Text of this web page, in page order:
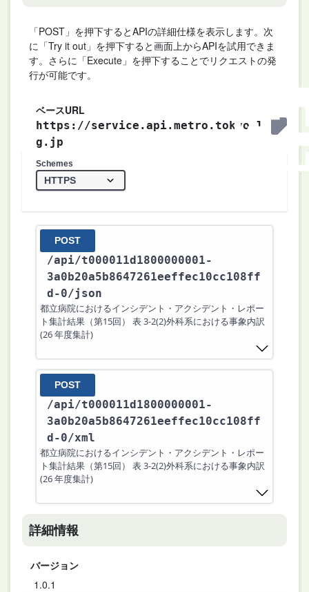
「POST」を押下するとAPIの詳細仕様を表示します。次
に「Try it out」を押下すると画面上からAPIを試用できま
す。さらに「Execute」を押下することでリクエストの発
行が可能です。
ベースURL
https://service.api.metro.tokyo.l
g.jp
Schemes
POST
/api/t000011d1800000001-
3a0b20a5b8647261eeffec10cc108ff
d-0/json
都立病院におけるインシデント・アクシデント・レポー
ト集計結果（第15回） 表 3-2(2)外科系における事象内訳
(26 年度集計)
POST
/api/t000011d1800000001-
3a0b20a5b8647261eeffec10cc108ff
d-0/xml
都立病院におけるインシデント・アクシデント・レポー
ト集計結果（第15回） 表 3-2(2)外科系における事象内訳
(26 年度集計)
詳細情報
バージョン
1.0.1